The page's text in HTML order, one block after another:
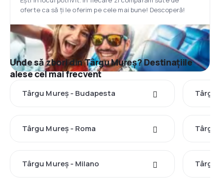
oferte ca să ți le oferim pe cele mai bune! Descoperă!
Unde să zbori din Târgu Mureș? Destinațiile
alese cel mai frecvent
Târgu Mureș - Budapesta Târgu
Târgu Mureș - Roma Târgu
Târgu Mureș - Milano Târgu